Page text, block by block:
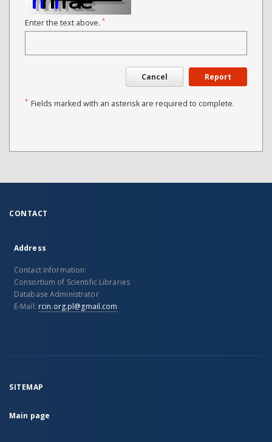
Enter the text above. *
Cancel Report
* Fields marked with an asterisk are required to complete.
CONTACT
Address
Contact Information:
Consortium of Scientific Libraries
Database Administrator
E-Mail: rcin.org.pl@gmail.com
SITEMAP
Main page